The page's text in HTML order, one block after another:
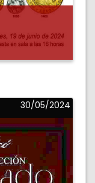
30/05/2024